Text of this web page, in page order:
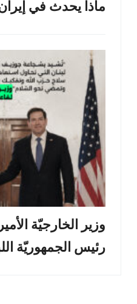
ماذا يحدث في
وزير الخارجيّة
رئيس الجمهوريّة